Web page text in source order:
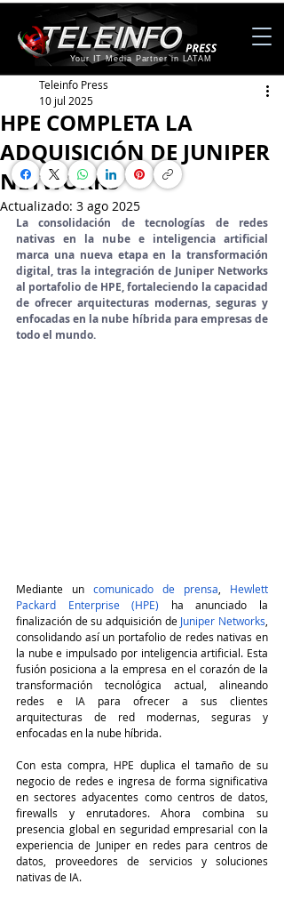
Your IT Media Partner in LATAM
HPE COMPLETA LA
ADQUISICIÓN DE JUNIPER
NETWORKS
Teleinfo Press
10 jul 2025
Actualizado: 3 ago 2025
La consolidación de tecnologías de redes
nativas en la nube e inteligencia artificial
marca una nueva etapa en la transformación
digital, tras la integración de Juniper Networks
al portafolio de HPE, fortaleciendo la capacidad
de ofrecer arquitecturas modernas, seguras y
enfocadas en la nube híbrida para empresas de
todo el mundo.
Mediante un comunicado de prensa
Hewlett
Packard Enterprise (HPE) ha anunciado la
finalización de su adquisición de Juniper Networks
consolidando así un portafolio de redes nativas en
la nube e impulsado por inteligencia artificial. Esta
fusión posiciona a la empresa en el corazón de la
transformación tecnológica actual, alineando
redes e IA para ofrecer a sus clientes
arquitecturas de red modernas, seguras y
enfocadas en la nube híbrida.
Con esta compra, HPE duplica el tamaño de su
negocio de redes e ingresa de forma significativa
en sectores adyacentes como centros de datos,
firewalls y enrutadores. Ahora combina su
presencia global en seguridad empresarial con la
experiencia de Juniper en redes para centros de
datos, proveedores de servicios y soluciones
nativas de IA.